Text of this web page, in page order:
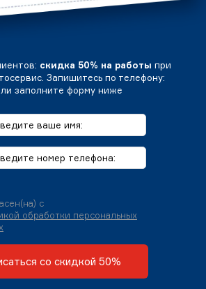
скидка 50% на работы при
Запишитесь по телефону:
заполните форму ниже
с
обработки персональных
со скидкой 50%